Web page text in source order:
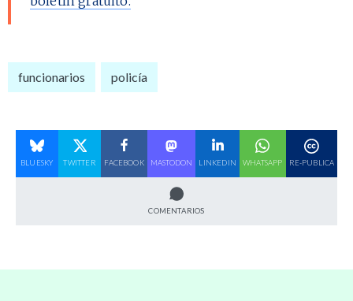
funcionarios policía
BLUESKY TWITTER FACEBOOK MASTODON LINKEDIN WHATSAPP RE-PUBLICA
COMENTARIOS